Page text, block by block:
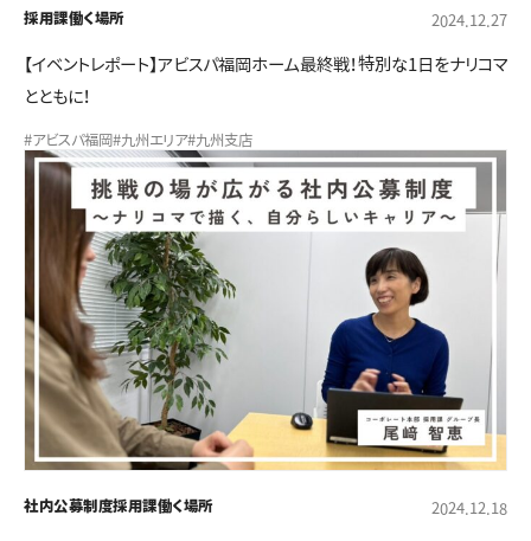
採用課働く場所 2024.12.27
【イベントレポート】アビスパ福岡ホーム最終戦！特別な1日をナリコマ
とともに！
#アビスパ福岡#九州エリア#九州支店
社内公募制度採用課働く場所 2024.12.18